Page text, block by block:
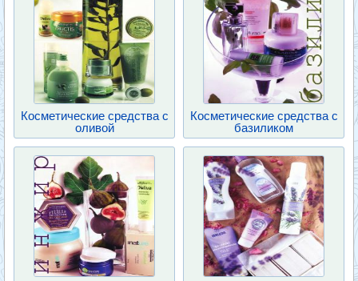
Косметические средства с
оливой
Косметические средства с
базиликом